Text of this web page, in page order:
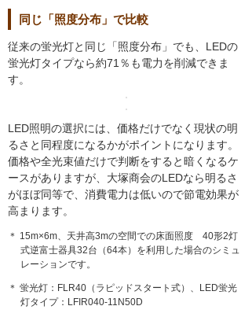
同じ「照度分布」で比較
従来の蛍光灯と同じ「照度分布」でも、LEDの
蛍光灯タイプなら約71％も電力を削減できま
す。
LED照明の選択には、価格だけでなく現状の明
るさと同程度になるかがポイントになります。
価格や全光束値だけで判断をすると暗くなるケ
ースがありますが、大塚商会のLEDなら明るさ
がほぼ同等で、消費電力は低いので節電効果が
高まります。
＊ 15m×6m、天井高3mの空間での床面照度 40形2灯
式逆富士器具32台（64本）を利用した場合のシミュ
レーションです。
＊ 蛍光灯：FLR40（ラピッドスタート式）、LED蛍光
灯タイプ：LFIR040-11N50D